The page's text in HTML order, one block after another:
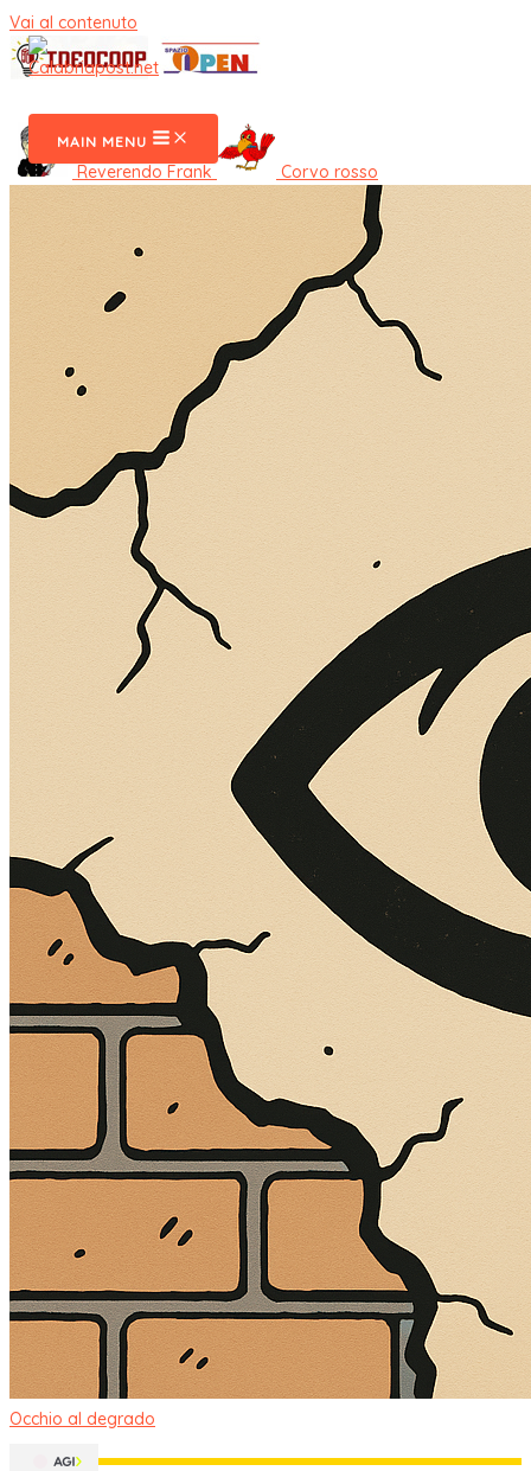
Vai al contenuto
MAIN MENU
Reverendo Frank Corvo rosso
Occhio al degrado